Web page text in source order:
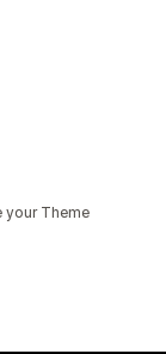
your Theme